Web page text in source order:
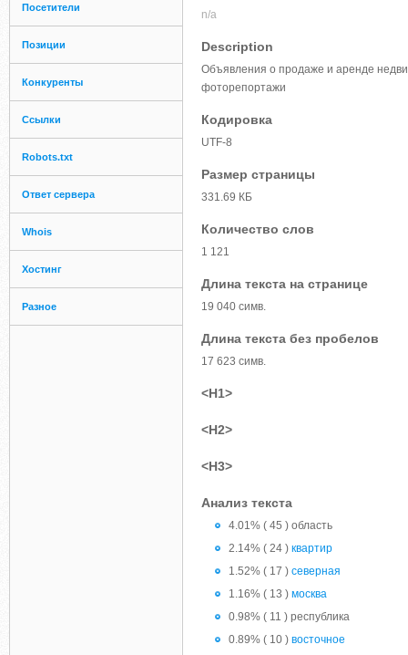
Посетители
Позиции
Конкуренты
Ссылки
Robots.txt
Ответ сервера
Whois
Хостинг
Разное
n/a
Description
Объявления о продаже и аренде
фоторепортажи
Кодировка
UTF-8
Размер страницы
331.69 КБ
Количество слов
1 121
Длина текста на странице
19 040 симв.
Длина текста без пробелов
17 623 симв.
<H1>
<H2>
<H3>
Анализ текста
4.01% ( 45 ) область
2.14% ( 24 ) квартир
1.52% ( 17 ) северная
1.16% ( 13 ) москва
0.98% ( 11 ) республика
0.89% ( 10 ) восточное